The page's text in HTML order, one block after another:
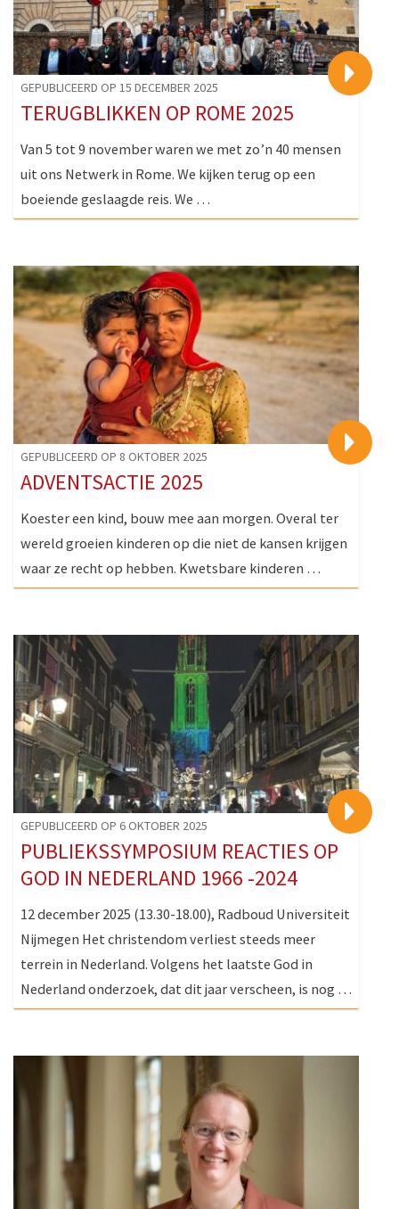
GEPUBLICEERD OP 15 DECEMBER 2025
TERUGBLIKKEN OP ROME 2025
Van 5 tot 9 november waren we met zo’n 40 mensen
uit ons Netwerk in Rome. We kijken terug op een
boeiende geslaagde reis. We …
GEPUBLICEERD OP 8 OKTOBER 2025
ADVENTSACTIE 2025
Koester een kind, bouw mee aan morgen. Overal ter
wereld groeien kinderen op die niet de kansen krijgen
waar ze recht op hebben. Kwetsbare kinderen …
GEPUBLICEERD OP 6 OKTOBER 2025
PUBLIEKSSYMPOSIUM REACTIES OP
GOD IN NEDERLAND 1966 -2024
12 december 2025 (13.30-18.00), Radboud Universiteit
Nijmegen Het christendom verliest steeds meer
terrein in Nederland. Volgens het laatste God in
Nederland onderzoek, dat dit jaar verscheen, is nog …